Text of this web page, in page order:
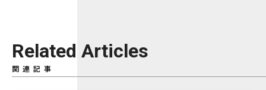
Related Articles
関連記事